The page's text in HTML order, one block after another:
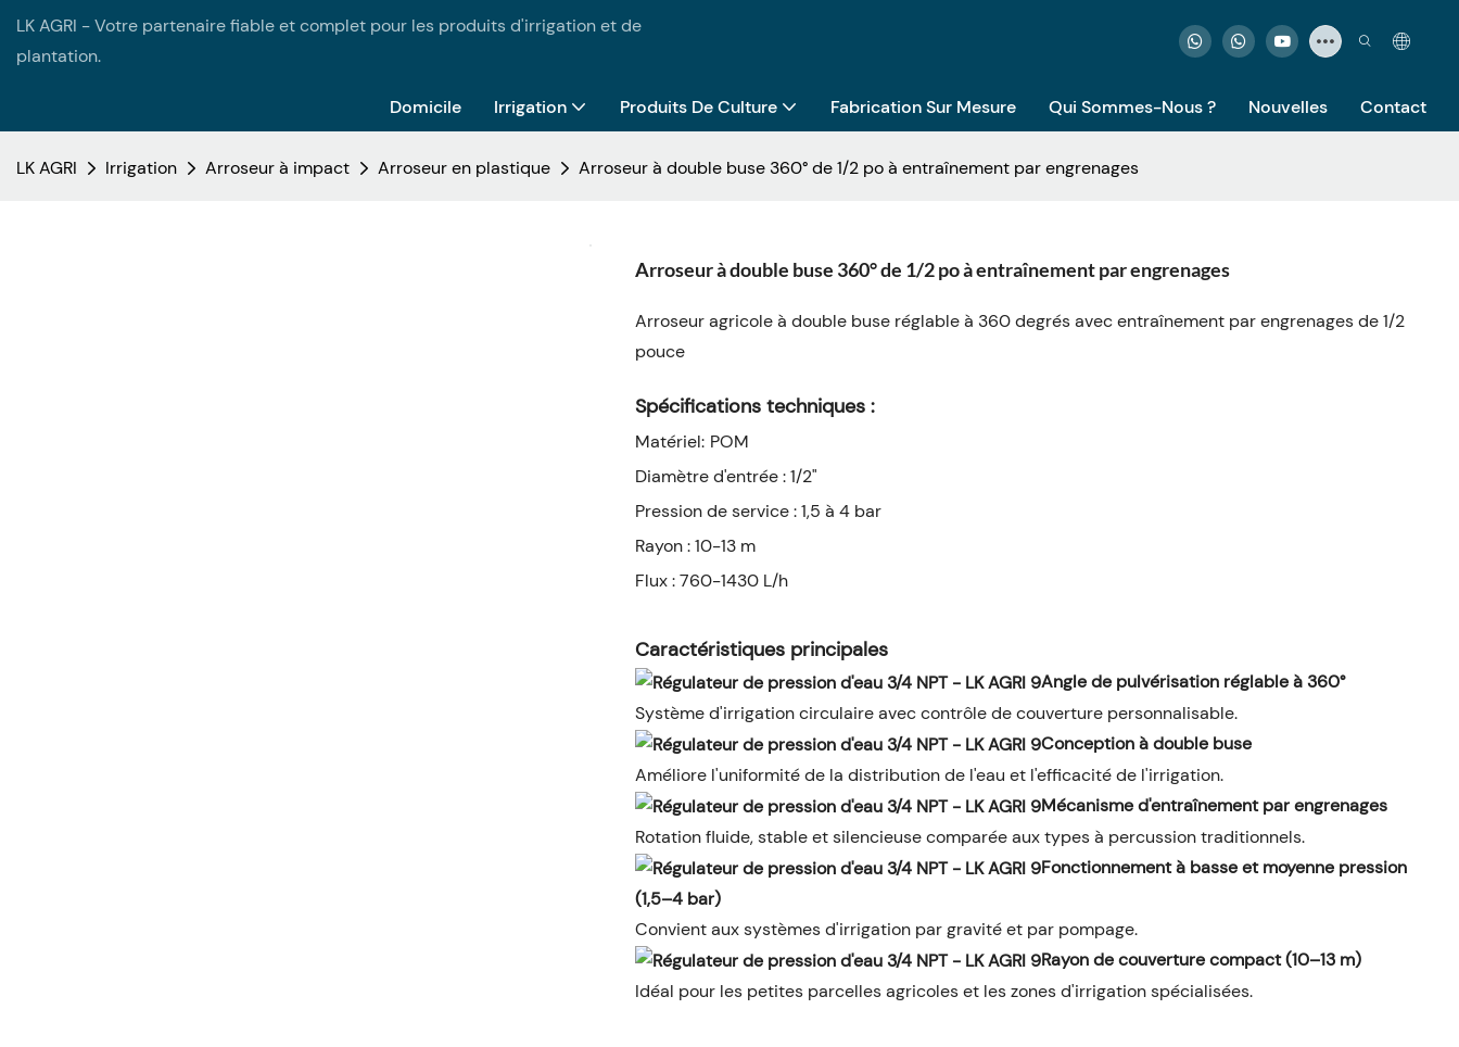
LK AGRI - Votre partenaire fiable et complet pour les produits d'irrigation et de
plantation.
Domicile Irrigation Produits De Culture Fabrication Sur Mesure Qui Sommes-Nous ? Nouvelles Contact
LK AGRI Irrigation Arroseur à impact Arroseur en plastique Arroseur à double buse 360° de 1/2 po à entraînement par engrenages
Arroseur à double buse 360° de 1/2 po à entraînement par engrenages
Arroseur agricole à double buse réglable à 360 degrés avec entraînement par engrenages de 1/2
pouce
Spécifications techniques :
Matériel: POM
Diamètre d'entrée : 1/2"
Pression de service : 1,5 à 4 bar
Rayon : 10-13 m
Flux : 760-1430 L/h
Caractéristiques principales
Angle de pulvérisation réglable à 360°
Système d'irrigation circulaire avec contrôle de couverture personnalisable.
Conception à double buse
Améliore l'uniformité de la distribution de l'eau et l'efficacité de l'irrigation.
Mécanisme d'entraînement par engrenages
Rotation fluide, stable et silencieuse comparée aux types à percussion traditionnels.
Fonctionnement à basse et moyenne pression
(1,5–4 bar)
Convient aux systèmes d'irrigation par gravité et par pompage.
Rayon de couverture compact (10–13 m)
Idéal pour les petites parcelles agricoles et les zones d'irrigation spécialisées.